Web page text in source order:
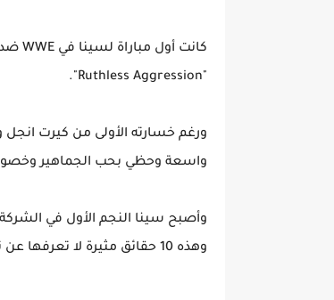
"Ruthless Aggression".
واسعة وحظي بحب الجماهير
وهذه 10 حقائق مثيرة لا تعرفها عن نجم المصارعة الشهير جون سينا: